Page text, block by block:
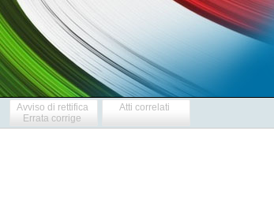
Avviso di rettifica
Errata corrige
Atti correlati